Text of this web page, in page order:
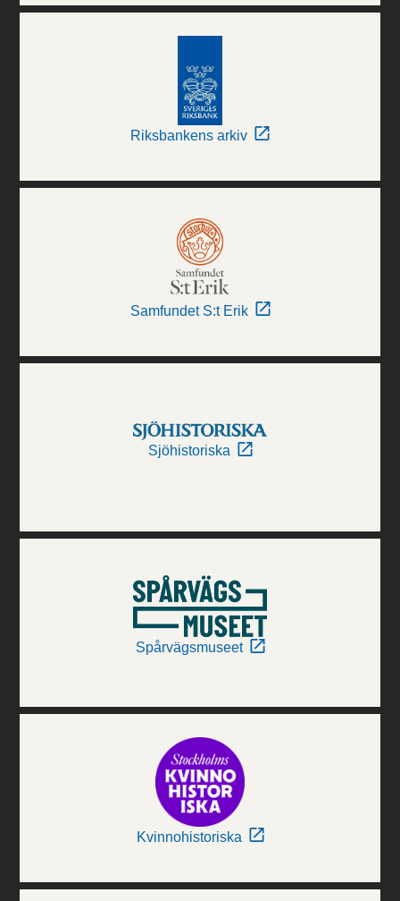
Riksbankens arkiv
Samfundet S:t Erik
Sjöhistoriska
Spårvägsmuseet
Kvinnohistoriska